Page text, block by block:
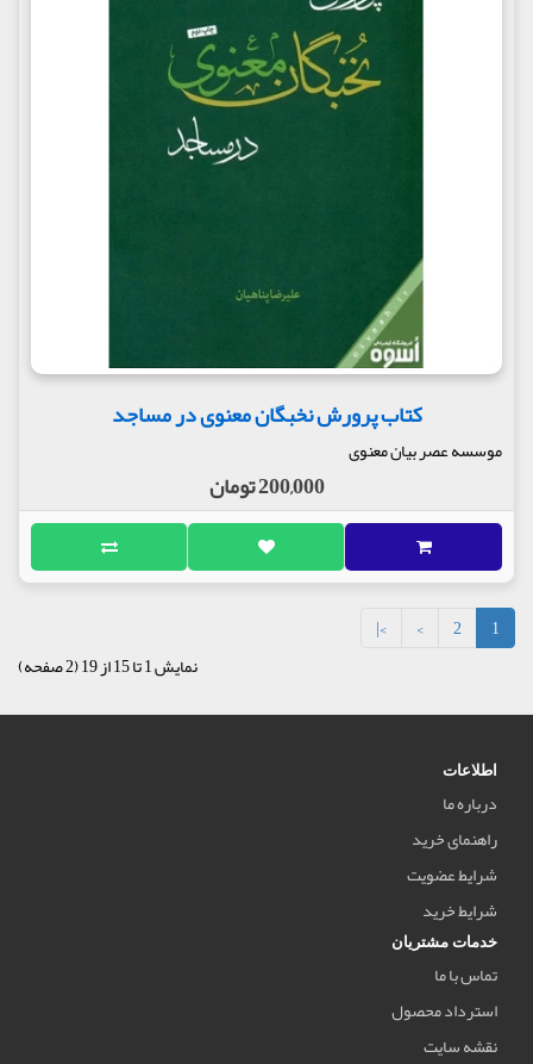
کتاب پرورش نخبگان معنوی در مساجد
موسسه عصر بیان معنوی
200,000 تومان
1
2
>
>|
نمایش 1 تا 15 از 19 (2 صفحه)
اطلاعات
درباره ما
راهنمای خرید
شرایط عضویت
شرایط خرید
خدمات مشتریان
تماس با ما
استرداد محصول
نقشه سایت